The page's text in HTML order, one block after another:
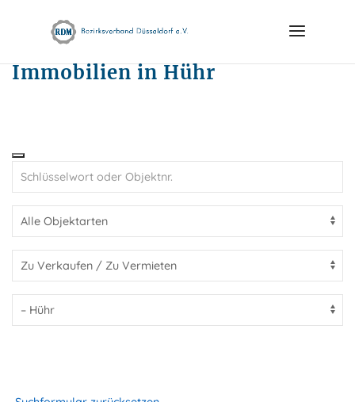
Immobilien in Hühr